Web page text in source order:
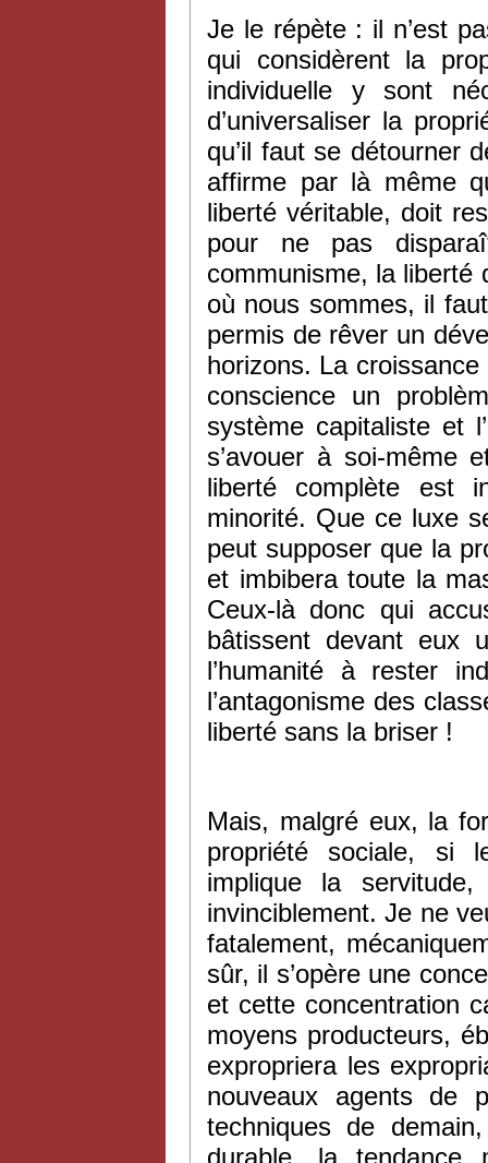
Je le répète : il n’est
qui considèrent la
individuelle y sont
d’universaliser la
qu’il faut se détourner
affirme par là même
liberté véritable, doit
pour ne pas
communisme, la liberté
où nous sommes, il
permis de rêver un
horizons. La
conscience un
système capitaliste et
s’avouer à soi-même
liberté complète est
minorité. Que ce luxe
peut supposer que la
et imbibera toute la
Ceux-là donc qui
bâtissent devant eux
l’humanité à rester
l’antagonisme des
liberté sans la briser !
Mais, malgré eux, la
propriété sociale, si
implique la
invinciblement. Je ne
fatalement,
sûr, il s’opère une
et cette concentration
moyens producteurs,
expropriera les
nouveaux agents de
techniques de
durable, la tendance